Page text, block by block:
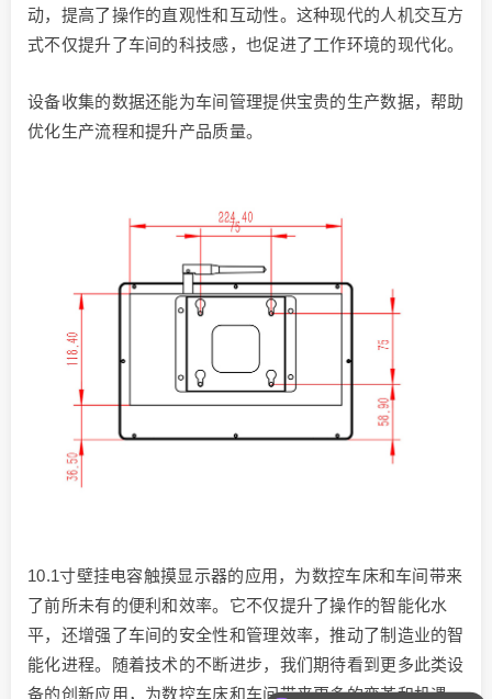
动，提高了操作的直观性和互动性。这种现代的人机交互方
式不仅提升了车间的科技感，也促进了工作环境的现代化。
设备收集的数据还能为车间管理提供宝贵的生产数据，帮助
优化生产流程和提升产品质量。
10.1寸壁挂电容触摸显示器的应用，为数控车床和车间带来
了前所未有的便利和效率。它不仅提升了操作的智能化水
平，还增强了车间的安全性和管理效率，推动了制造业的智
能化进程。随着技术的不断进步，我们期待看到更多此类设
备的创新应用，为数控车床和车间带来更多的变革和机遇。